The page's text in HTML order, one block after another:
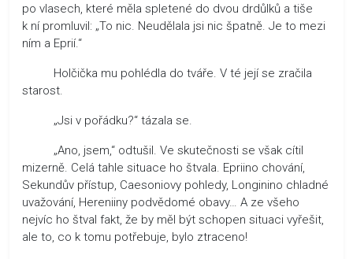
po vlasech, které měla spletené do dvou drdůlků a tiše
k ní promluvil: „To nic. Neudělala jsi nic špatně. Je to mezi
ním a Eprií.“
Holčička mu pohlédla do tváře. V té její se zračila
starost.
„Jsi v pořádku?“ tázala se.
„Ano, jsem,“ odtušil. Ve skutečnosti se však cítil
mizerně. Celá tahle situace ho štvala. Epriino chování,
Sekundův přístup, Caesoniovy pohledy, Longinino chladné
uvažování, Hereniiny podvědomé obavy… A ze všeho
nejvíc ho štval fakt, že by měl být schopen situaci vyřešit,
ale to, co k tomu potřebuje, bylo ztraceno!